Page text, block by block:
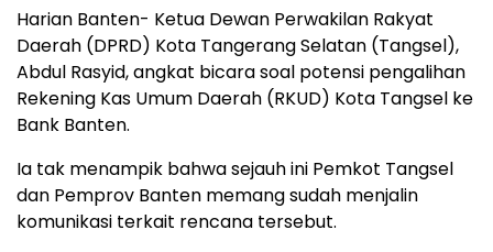
Harian Banten- Ketua Dewan Perwakilan Rakyat
Daerah (DPRD) Kota Tangerang Selatan (Tangsel),
Abdul Rasyid, angkat bicara soal potensi pengalihan
Rekening Kas Umum Daerah (RKUD) Kota Tangsel ke
Bank Banten.
Ia tak menampik bahwa sejauh ini Pemkot Tangsel
dan Pemprov Banten memang sudah menjalin
komunikasi terkait rencana tersebut.